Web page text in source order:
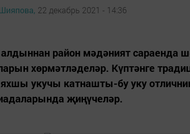
22 декабрь 2021 - 14:36
район мәдәният сараенда
хөрмәтләделәр. Күптәнге
укучы катнашты-бу уку
җиңүчеләр.